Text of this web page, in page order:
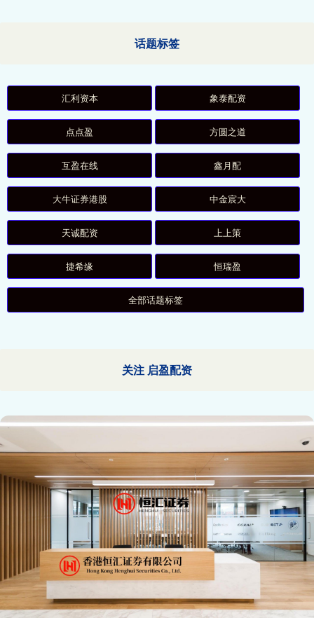
话题标签
汇利资本 象泰配资
点点盈 方圆之道
互盈在线 鑫月配
大牛证券港股 中金宸大
天诚配资 上上策
捷希缘 恒瑞盈
全部话题标签
关注 启盈配资